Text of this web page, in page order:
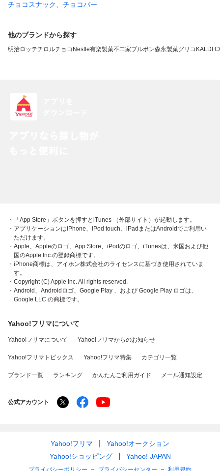
チョコスナック、チョコバー
他のブランドから探す
明治ロッテチロルチョコ Nestle有楽製菓不二家ブルボン森永製菓グリコ KALDI
・「App Store」ボタンを押すとiTunes （外部サイト）が起動します。
・アプリケーションはiPhone、iPod touch、iPadまたはAndroidでご利用い
ただけます。
・Apple、Appleのロゴ、App Store、iPodのロゴ、iTunesは、米国および他
国のApple Inc.の登録商標です。
・iPhone商標は、アイホン株式会社のライセンスに基づき使用されていま
す。
・Copyright (C) Apple Inc. All rights reserved.
・Android、Androidロゴ、Google Play 、および Google Play ロゴは、
Google LLC の商標です。
Yahoo!フリマについて
Yahoo!フリマについて Yahoo!フリマからのお知らせ
Yahoo!フリマトピックス Yahoo!フリマ特集 カテゴリ一覧
ブランド一覧 ランキング かんたんご利用ガイド メール通知設定
公式アカウント
Yahoo!フリマ
Yahoo!オークション
Yahoo!ショッピング
Yahoo! JAPAN